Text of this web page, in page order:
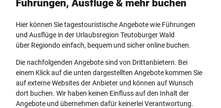
Führungen, Ausflüge & mehr buchen
Hier können Sie tagestouristische Angebote wie Führungen
und Ausflüge in der Urlaubsregion Teutoburger Wald
über Regiondo einfach, bequem und sicher online buchen.
Die nachfolgenden Angebote sind von Drittanbietern. Bei
einem Klick auf die unten dargestellten Angebote kommen Sie
auf externe Websites der Anbieter und können auf Wunsch
dort buchen. Wir haben keinen Einfluss auf den Inhalt der
Angebote und übernehmen dafür keinerlei Verantwortung.